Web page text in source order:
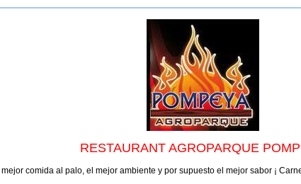
RESTAURANT AGROPARQUE
comida al palo, el mejor ambiente y por supuesto el mejor sabor ¡